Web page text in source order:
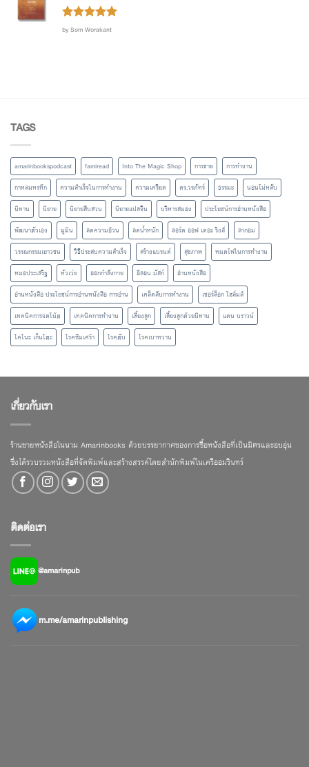
Rated5out
by Som Worakant
TAGS
amarinbookspodcast famiread Into The Magic Shop การขาย
การทำงาน
กาหลมหรทึก
ความสำเร็จในการทำงาน ความเครียด ดร.วรภัทร์ ธรรมะ
นอนไม่หลับ
นิทาน
นิยาย นิยายสืบสวน นิยายแปลจีน บริหารสมอง
ประโยชน์การอ่านหนังสือ
พัฒนาตัวเอง
มูมิน ลดความอ้วน ลดน้ำหนัก ลอร์ด ออฟ เดอะ ริงส์
ลากอม
วรรณกรรมเยาวชน
วิธีประสบความสำเร็จ สร้างแบรนด์ สุขภาพ
หมดไฟในการทำงาน
หมอประเสริฐ
หัวเว่ย ออกกำลังกาย อีลอน มัสก์
อ่านหนังสือ
อ่านหนังสือ ประโยชน์การอ่านหนังสือ การอ่าน
เคล็ดลับการทำงาน
เชอร์ล็อก โฮล์มส์
เทคนิคการจดโน้ต
เทคนิคการทำงาน เลี้ยงลูก เลี้ยงลูกด้วยนิทาน
แดน บราวน์
โคโนะ เก็นโตะ
โรคซึมเศร้า โรคตับ โรคเบาหวาน
เกี่ยวกับเรา
ร้านขายหนังสือในนาม Amarinbooks ด้วยบรรยากาศของการซื้อหนังสือที่เป็นมิตรและอบอุ่น
ซึ่งได้รวบรวมหนังสือที่จัดพิมพ์และสร้างสรรค์โดยสำนักพิมพ์ในเครืออมรินทร์
ติดต่อเรา
@amarinpub
m.me/amarinpublishing